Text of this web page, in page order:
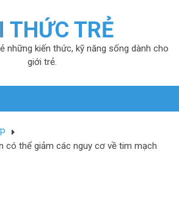
THỨC TRẺ
những kiến thức, kỹ năng sống dành cho
giới trẻ.
có thể giảm các nguy cơ về tim mạch